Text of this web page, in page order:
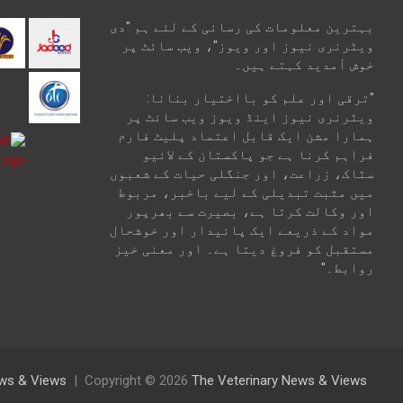
بہترین معلومات کی رسائی کے لئے ہم "دی
ویٹرنری نیوز اور ویوز"، ویب سائٹ پر
خوش آمدید کہتے ہیں۔
"ترقی اور علم کو بااختیار بنانا:
ویٹرنری نیوز اینڈ ویوز ویب سائٹ پر
ہمارا مشن ایک قابل اعتماد پلیٹ فارم
فراہم کرنا ہے جو پاکستان کے لائیو
سٹاک، زراعت، اور جنگلی حیات کے شعبوں
میں مثبت تبدیلی کے لیے باخبر، مربوط
اور وکالت کرتا ہے، بصیرت سے بھرپور
مواد کے ذریعے ایک پائیدار اور خوشحال
مستقبل کو فروغ دیتا ہے۔ اور معنی خیز
روابط۔"
Copyright © 2026 The Veterinary News & Views
& Views